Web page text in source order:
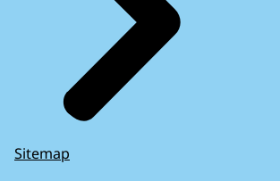
Sitemap